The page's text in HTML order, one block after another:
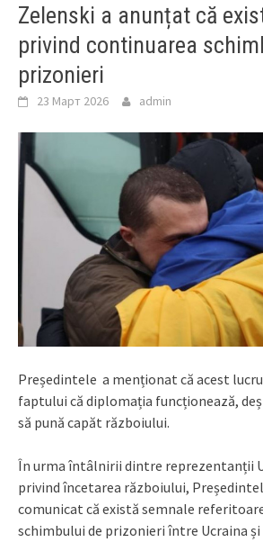
Zelenski a anunțat că
privind continuarea
prizonieri
23 Март 2026 admin
Președintele a menționat că acest
faptului că diplomația funcționează,
să pună capăt războiului.
În urma întâlnirii dintre reprezentanții
privind încetarea războiului,
comunicat că există semnale
schimbului de prizonieri între Ucraina și